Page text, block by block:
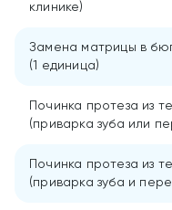
клинике)
Замена матрицы в
(1 единица)
Починка протеза из
(приварка зуба или
Починка протеза из
(приварка зуба и